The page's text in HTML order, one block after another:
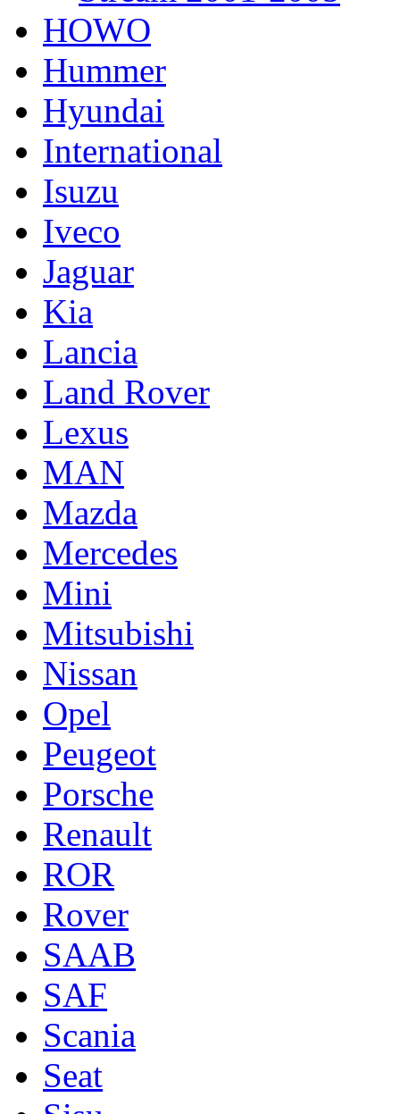
HOWO
Hummer
Hyundai
International
Isuzu
Iveco
Jaguar
Kia
Lancia
Land Rover
Lexus
MAN
Mazda
Mercedes
Mini
Mitsubishi
Nissan
Opel
Peugeot
Porsche
Renault
ROR
Rover
SAAB
SAF
Scania
Seat